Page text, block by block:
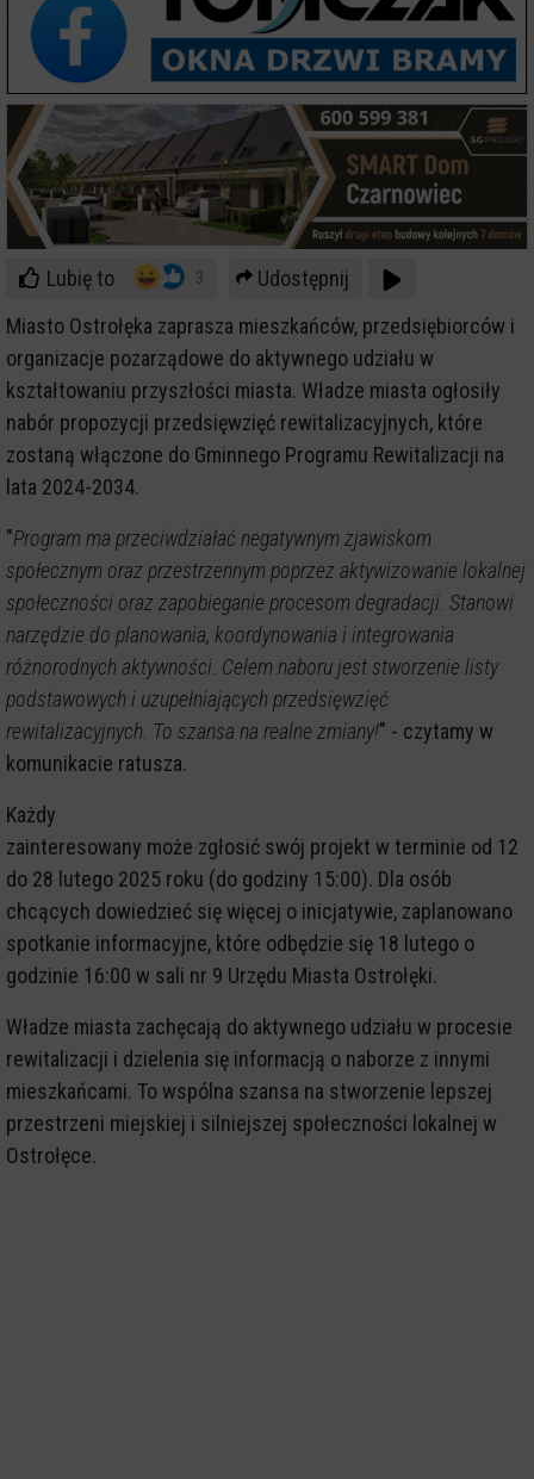
Lubię to 3
Udostępnij
Miasto Ostrołęka zaprasza mieszkańców, przedsiębiorców i
organizacje pozarządowe do aktywnego udziału w
kształtowaniu przyszłości miasta. Władze miasta ogłosiły
nabór propozycji przedsięwzięć rewitalizacyjnych, które
zostaną włączone do Gminnego Programu Rewitalizacji na
lata 2024-2034.
"Program ma przeciwdziałać negatywnym zjawiskom
społecznym oraz przestrzennym poprzez aktywizowanie lokalnej
społeczności oraz zapobieganie procesom degradacji. Stanowi
narzędzie do planowania, koordynowania i integrowania
różnorodnych aktywności. Celem naboru jest stworzenie listy
podstawowych i uzupełniających przedsięwzięć
rewitalizacyjnych. To szansa na realne zmiany!" - czytamy w
komunikacie ratusza.
Każdy
zainteresowany może zgłosić swój projekt w terminie od 12
do 28 lutego 2025 roku (do godziny 15:00). Dla osób
chcących dowiedzieć się więcej o inicjatywie, zaplanowano
spotkanie informacyjne, które odbędzie się 18 lutego o
godzinie 16:00 w sali nr 9 Urzędu Miasta Ostrołęki.
Władze miasta zachęcają do aktywnego udziału w procesie
rewitalizacji i dzielenia się informacją o naborze z innymi
mieszkańcami. To wspólna szansa na stworzenie lepszej
przestrzeni miejskiej i silniejszej społeczności lokalnej w
Ostrołęce.